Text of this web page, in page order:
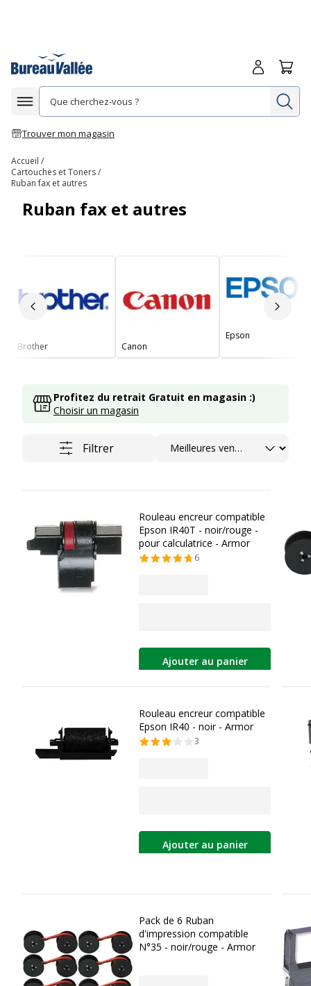
Afficher la navigation
Trouver mon magasin
Me
Accueil
Cartouches et Toners
Ruban fax et autres
Ruban fax et autres
Slide précédent Slide
Brother Canon
Epson
Profitez du retrait Gratuit en magasin :)
Choisir un magasin
Filtrer Trier
Rouleau encreur compatible
Epson IR40T - noir/rouge -
pour calculatrice - Armor
6
Ajouter au panier
Rouleau encreur compatible
Epson IR40 - noir - Armor
3
Ajouter au panier
Pack de 6 Ruban
d'impression compatible
N°35 - noir/rouge - Armor